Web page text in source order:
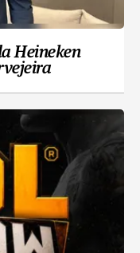
Heineken